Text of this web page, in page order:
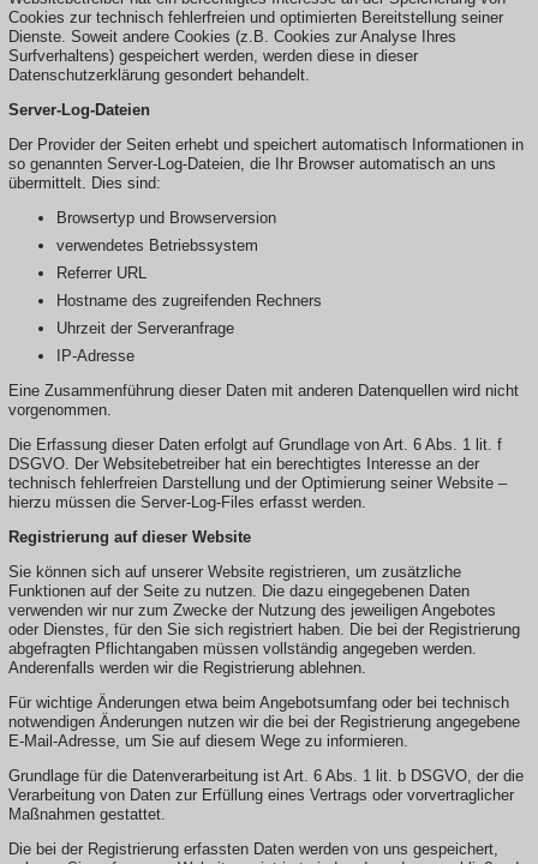
Cookies zur technisch fehlerfreien und optimierten Bereitstellung seiner
Dienste. Soweit andere Cookies (z.B. Cookies zur Analyse Ihres
Surfverhaltens) gespeichert werden, werden diese in dieser
Datenschutzerklärung gesondert behandelt.
Server-Log-Dateien
Der Provider der Seiten erhebt und speichert automatisch Informationen in
so genannten Server-Log-Dateien, die Ihr Browser automatisch an uns
übermittelt. Dies sind:
Browsertyp und Browserversion
verwendetes Betriebssystem
Referrer URL
Hostname des zugreifenden Rechners
Uhrzeit der Serveranfrage
IP-Adresse
Eine Zusammenführung dieser Daten mit anderen Datenquellen wird nicht
vorgenommen.
Die Erfassung dieser Daten erfolgt auf Grundlage von Art. 6 Abs. 1 lit. f
DSGVO. Der Websitebetreiber hat ein berechtigtes Interesse an der
technisch fehlerfreien Darstellung und der Optimierung seiner Website –
hierzu müssen die Server-Log-Files erfasst werden.
Registrierung auf dieser Website
Sie können sich auf unserer Website registrieren, um zusätzliche
Funktionen auf der Seite zu nutzen. Die dazu eingegebenen Daten
verwenden wir nur zum Zwecke der Nutzung des jeweiligen Angebotes
oder Dienstes, für den Sie sich registriert haben. Die bei der Registrierung
abgefragten Pflichtangaben müssen vollständig angegeben werden.
Anderenfalls werden wir die Registrierung ablehnen.
Für wichtige Änderungen etwa beim Angebotsumfang oder bei technisch
notwendigen Änderungen nutzen wir die bei der Registrierung angegebene
E-Mail-Adresse, um Sie auf diesem Wege zu informieren.
Grundlage für die Datenverarbeitung ist Art. 6 Abs. 1 lit. b DSGVO, der die
Verarbeitung von Daten zur Erfüllung eines Vertrags oder vorvertraglicher
Maßnahmen gestattet.
Die bei der Registrierung erfassten Daten werden von uns gespeichert,